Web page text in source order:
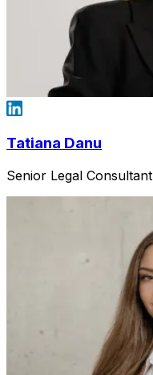
Tatiana Danu
Senior Legal Consultant